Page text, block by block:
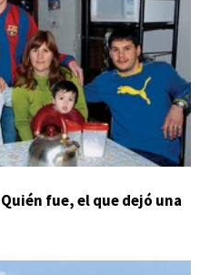
fue, el que dejó una